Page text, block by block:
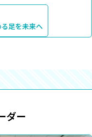
足を未来へ
ダー